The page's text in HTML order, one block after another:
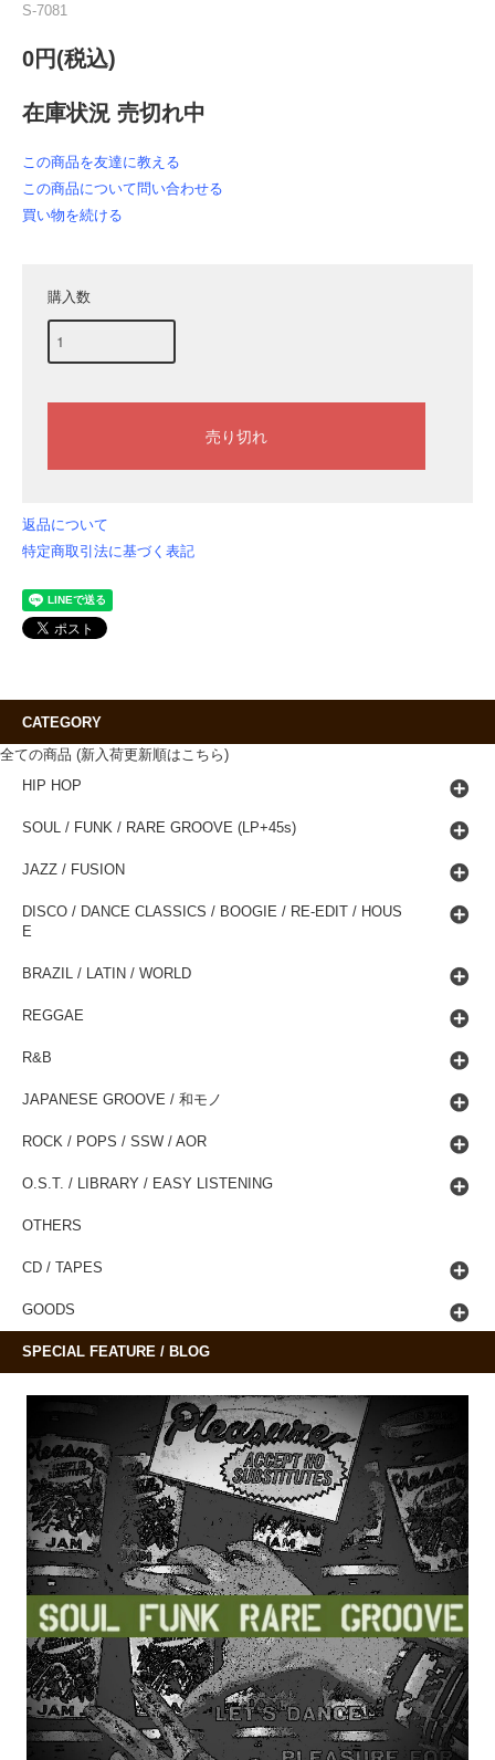
S-7081
0円(税込)
在庫状況 売切れ中
この商品を友達に教える
この商品について問い合わせる
買い物を続ける
購入数
返品について
特定商取引法に基づく表記
CATEGORY
全ての商品 (新入荷更新順はこちら)
HIP HOP
SOUL / FUNK / RARE GROOVE (LP+45s)
JAZZ / FUSION
DISCO / DANCE CLASSICS / BOOGIE / RE-EDIT / HOUS
E
BRAZIL / LATIN / WORLD
REGGAE
R&B
JAPANESE GROOVE / 和モノ
ROCK / POPS / SSW / AOR
O.S.T. / LIBRARY / EASY LISTENING
OTHERS
CD / TAPES
GOODS
SPECIAL FEATURE / BLOG